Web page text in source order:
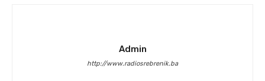
Admin
http://www.radiosrebrenik.ba